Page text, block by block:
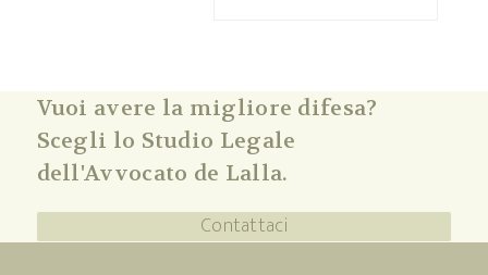
Vuoi avere la migliore difesa?
Scegli lo Studio Legale
dell'Avvocato de Lalla.
Contattaci